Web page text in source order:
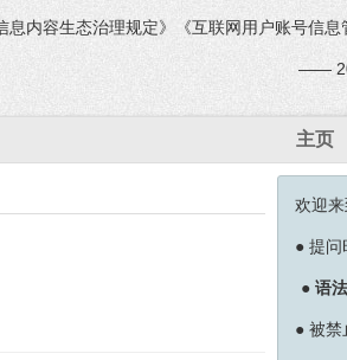
息内容生态治理规定》《互联网用户账号信息
——
主页
欢迎
● 提问
● 语
● 被禁